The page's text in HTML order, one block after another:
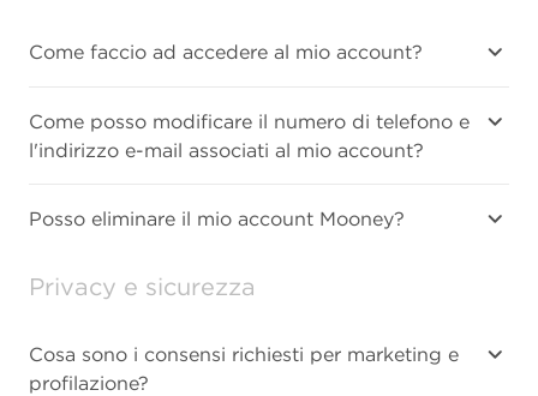
Come faccio ad accedere al mio account?
Come posso modificare il numero di telefono e
l'indirizzo e-mail associati al mio account?
Posso eliminare il mio account Mooney?
Privacy e sicurezza
Cosa sono i consensi richiesti per marketing e
profilazione?